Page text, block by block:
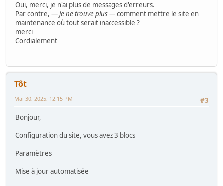
Oui, merci, je n'ai plus de messages d'erreurs.
Par contre, —je ne trouve plus— comment mettre le site en
maintenance où tout serait inaccessible ?
merci
Cordialement
Tôt
#3
Mai 30, 2025, 12:15 PM
Bonjour,
Configuration du site, vous avez 3 blocs
Paramètres
Mise à jour automatisée